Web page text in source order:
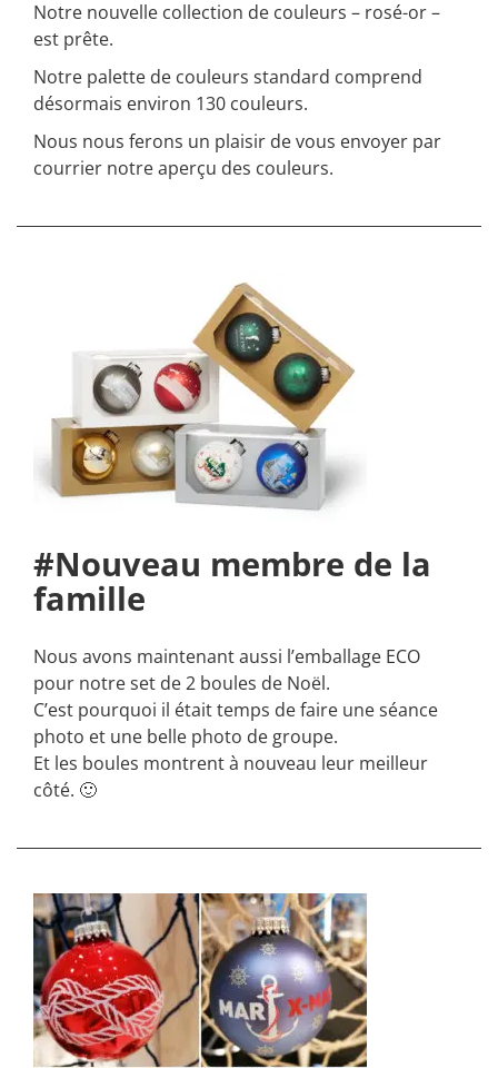
Notre nouvelle collection de couleurs – rosé-or –
est prête.
Notre palette de couleurs standard comprend
désormais environ 130 couleurs.
Nous nous ferons un plaisir de vous envoyer par
courrier notre aperçu des couleurs.
#Nouveau membre de la
famille
Nous avons maintenant aussi l’emballage ECO
pour notre set de 2 boules de Noël.
C’est pourquoi il était temps de faire une séance
photo et une belle photo de groupe.
Et les boules montrent à nouveau leur meilleur
côté. 🙂